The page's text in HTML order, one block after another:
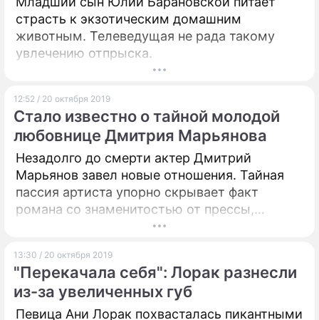
страсть к экзотическим домашним
животным. Телеведущая не рада такому
увлечению отпрыска.
12:52 / 20 октября 2019
Стало известно о тайной молодой
любовнице Дмитрия Марьянова
Незадолго до смерти актер Дмитрий
Марьянов завел новые отношения. Тайная
пассия артиста упорно скрывает факт
романа со знаменитостью от прессы,
поскольку боится осуждений и сплетен.
13:30 / 20 октября 2019
"Перекачала себя": Лорак разнесли
из-за увеличенных губ
Певица Ани Лорак похвасталась пикантными